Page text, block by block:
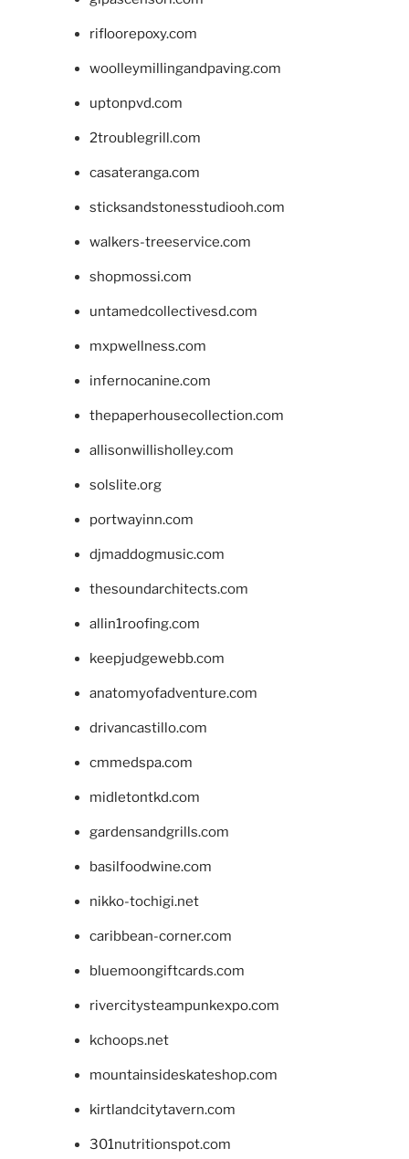
rifloorepoxy.com
woolleymillingandpaving.com
uptonpvd.com
2troublegrill.com
casateranga.com
sticksandstonesstudiooh.com
walkers-treeservice.com
shopmossi.com
untamedcollectivesd.com
mxpwellness.com
infernocanine.com
thepaperhousecollection.com
allisonwillisholley.com
solslite.org
portwayinn.com
djmaddogmusic.com
thesoundarchitects.com
allin1roofing.com
keepjudgewebb.com
anatomyofadventure.com
drivancastillo.com
cmmedspa.com
midletontkd.com
gardensandgrills.com
basilfoodwine.com
nikko-tochigi.net
caribbean-corner.com
bluemoongiftcards.com
rivercitysteampunkexpo.com
kchoops.net
mountainsideskateshop.com
kirtlandcitytavern.com
301nutritionspot.com